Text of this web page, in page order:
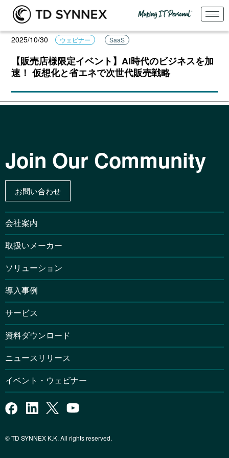
2025/10/30 ウェビナー SaaS
【販売店様限定イベント】AI時代のビジネスを加
速！ 仮想化と省エネで次世代販売戦略
Join Our Community
お問い合わせ
会社案内
取扱いメーカー
ソリューション
導入事例
サービス
資料ダウンロード
ニュースリリース
イベント・ウェビナー
© TD SYNNEX K.K. All rights reserved.